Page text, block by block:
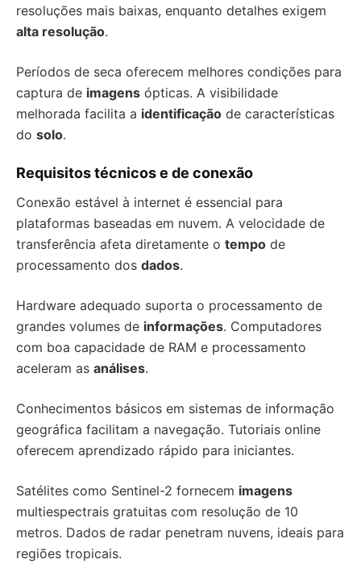
resoluções mais baixas, enquanto detalhes exigem
alta resolução.
Períodos de seca oferecem melhores condições para
captura de imagens ópticas. A visibilidade
melhorada facilita a identificação de características
do solo.
Requisitos técnicos e de conexão
Conexão estável à internet é essencial para
plataformas baseadas em nuvem. A velocidade de
transferência afeta diretamente o tempo de
processamento dos dados.
Hardware adequado suporta o processamento de
grandes volumes de informações. Computadores
com boa capacidade de RAM e processamento
aceleram as análises.
Conhecimentos básicos em sistemas de informação
geográfica facilitam a navegação. Tutoriais online
oferecem aprendizado rápido para iniciantes.
Satélites como Sentinel-2 fornecem imagens
multiespectrais gratuitas com resolução de 10
metros. Dados de radar penetram nuvens, ideais para
regiões tropicais.